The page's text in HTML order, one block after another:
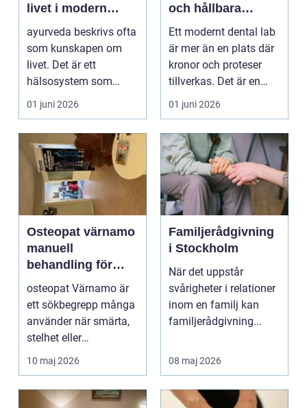
livet i modern
vardag
ayurveda beskrivs ofta
som kunskapen om
livet. Det är ett
hälsosystem som
betonar balans, helhet
och...
01 juni 2026
och hållbara
leenden
Ett modernt dental lab
är mer än en plats där
kronor och proteser
tillverkas. Det är en
teknisk och ...
01 juni 2026
Osteopat värnamo
manuell
behandling för
minskad smärta
och Ökad rörlighet
osteopat Värnamo är
ett sökbegrepp många
använder när smärta,
stelhet eller
återkommande värk
börjar...
10 maj 2026
Familjerådgivning
i Stockholm
När det uppstår
svårigheter i relationer
inom en familj kan
familjerådgivning...
08 maj 2026